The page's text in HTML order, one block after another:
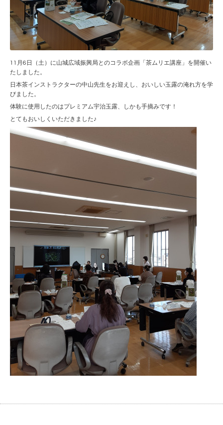
11月6日（土）に山城広域振興局とのコラボ企画「茶ムリエ講座」を開催い
たしました。
日本茶インストラクターの中山先生をお迎えし、おいしい玉露の淹れ方を学
びました。
体験に使用したのはプレミアム宇治玉露、しかも手摘みです！
とてもおいしくいただきました♪